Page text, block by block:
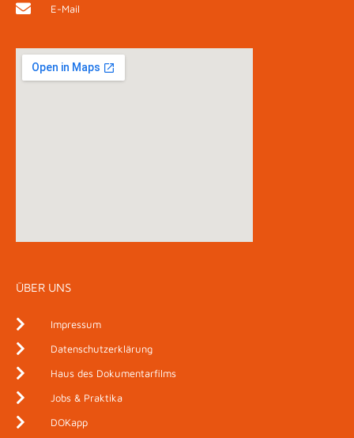
E-Mail
ÜBER UNS
Impressum
Datenschutzerklärung
Haus des Dokumentarfilms
Jobs & Praktika
DOKapp